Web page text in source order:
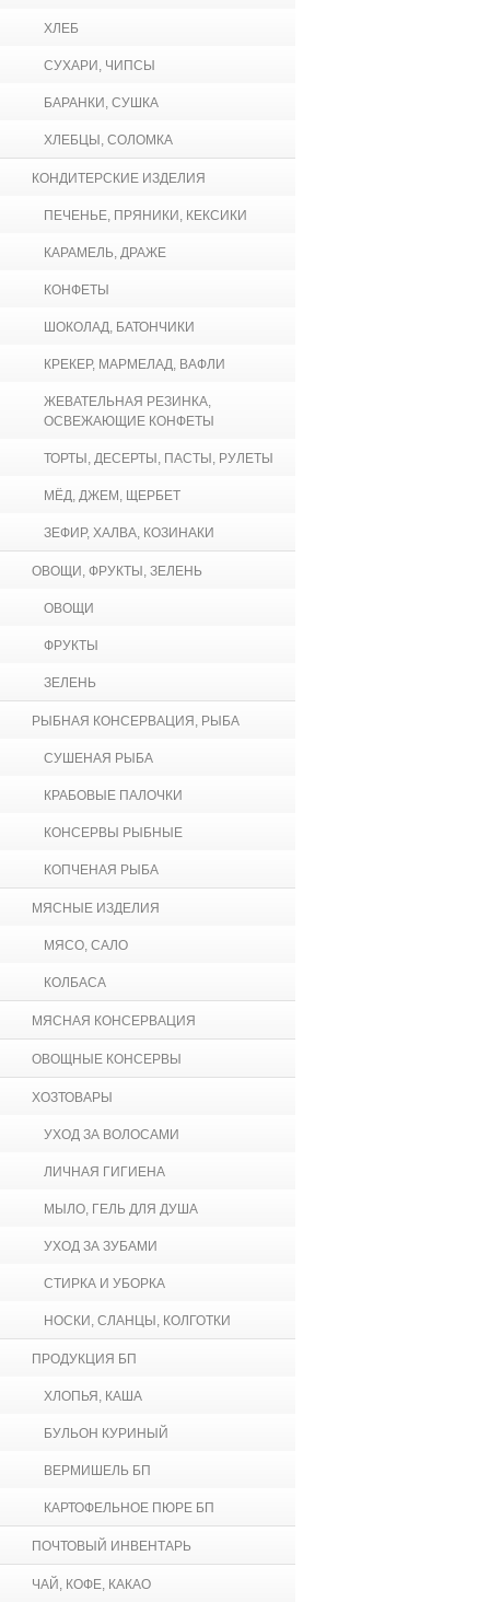
ХЛЕБ
СУХАРИ, ЧИПСЫ
БАРАНКИ, СУШКА
ХЛЕБЦЫ, СОЛОМКА
КОНДИТЕРСКИЕ ИЗДЕЛИЯ
ПЕЧЕНЬЕ, ПРЯНИКИ, КЕКСИКИ
КАРАМЕЛЬ, ДРАЖЕ
КОНФЕТЫ
ШОКОЛАД, БАТОНЧИКИ
КРЕКЕР, МАРМЕЛАД, ВАФЛИ
ЖЕВАТЕЛЬНАЯ РЕЗИНКА,
ОСВЕЖАЮЩИЕ КОНФЕТЫ
ТОРТЫ, ДЕСЕРТЫ, ПАСТЫ, РУЛЕТЫ
МЁД, ДЖЕМ, ЩЕРБЕТ
ЗЕФИР, ХАЛВА, КОЗИНАКИ
ОВОЩИ, ФРУКТЫ, ЗЕЛЕНЬ
ОВОЩИ
ФРУКТЫ
ЗЕЛЕНЬ
РЫБНАЯ КОНСЕРВАЦИЯ, РЫБА
СУШЕНАЯ РЫБА
КРАБОВЫЕ ПАЛОЧКИ
КОНСЕРВЫ РЫБНЫЕ
КОПЧЕНАЯ РЫБА
МЯСНЫЕ ИЗДЕЛИЯ
МЯСО, САЛО
КОЛБАСА
МЯСНАЯ КОНСЕРВАЦИЯ
ОВОЩНЫЕ КОНСЕРВЫ
ХОЗТОВАРЫ
УХОД ЗА ВОЛОСАМИ
ЛИЧНАЯ ГИГИЕНА
МЫЛО, ГЕЛЬ ДЛЯ ДУША
УХОД ЗА ЗУБАМИ
СТИРКА И УБОРКА
НОСКИ, СЛАНЦЫ, КОЛГОТКИ
ПРОДУКЦИЯ БП
ХЛОПЬЯ, КАША
БУЛЬОН КУРИНЫЙ
ВЕРМИШЕЛЬ БП
КАРТОФЕЛЬНОЕ ПЮРЕ БП
ПОЧТОВЫЙ ИНВЕНТАРЬ
ЧАЙ, КОФЕ, КАКАО